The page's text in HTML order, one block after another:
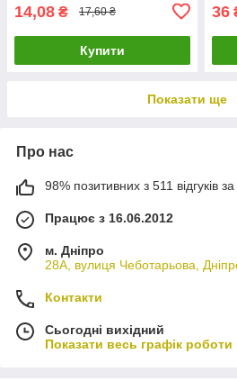
14,08 ₴ 17,60 ₴
Купити
36
Показати ще
Про нас
98% позитивних з 511 відгуків за
Працює з 16.06.2012
м. Дніпро
28А, вулиця Чеботарьова,
Контакти
Сьогодні вихідний
Показати весь графік роботи